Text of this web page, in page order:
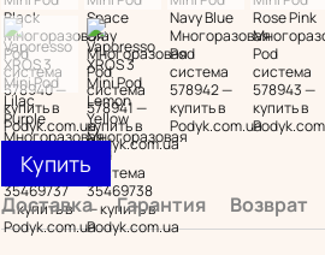
Купить
Доставка Гарантия Возврат